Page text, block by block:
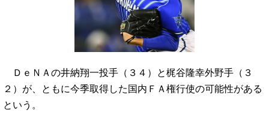
ＤｅＮＡの井納翔一投手（３４）と梶谷隆幸外野手（３
２）が、ともに今季取得した国内ＦＡ権行使の可能性がある
という。